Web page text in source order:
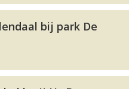
bij park De